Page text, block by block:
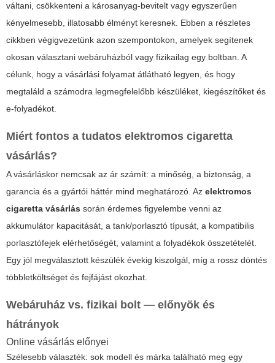
váltani, csökkenteni a károsanyag-bevitelt vagy egyszerűen
kényelmesebb, illatosabb élményt keresnek. Ebben a részletes
cikkben végigvezetünk azon szempontokon, amelyek segítenek
okosan választani webáruházból vagy fizikailag egy boltban. A
célunk, hogy a vásárlási folyamat átlátható legyen, és hogy
megtaláld a számodra legmegfelelőbb készüléket, kiegészítőket és
e-folyadékot.
Miért fontos a tudatos elektromos cigaretta
vásárlás?
A vásárláskor nemcsak az ár számít: a minőség, a biztonság, a
garancia és a gyártói háttér mind meghatározó. Az elektromos
cigaretta vásárlás során érdemes figyelembe venni az
akkumulátor kapacitását, a tank/porlasztó típusát, a kompatibilis
porlasztófejek elérhetőségét, valamint a folyadékok összetételét.
Egy jól megválasztott készülék évekig kiszolgál, míg a rossz döntés
többletköltséget és fejfájást okozhat.
Webáruház vs. fizikai bolt — előnyök és
hátrányok
Online vásárlás előnyei
Szélesebb választék: sok modell és márka található meg egy